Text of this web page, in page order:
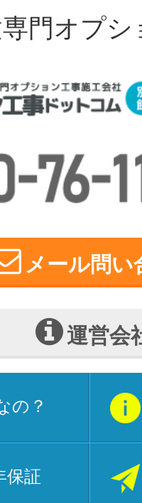
門オプ
メール問い
運営会
の？
保証